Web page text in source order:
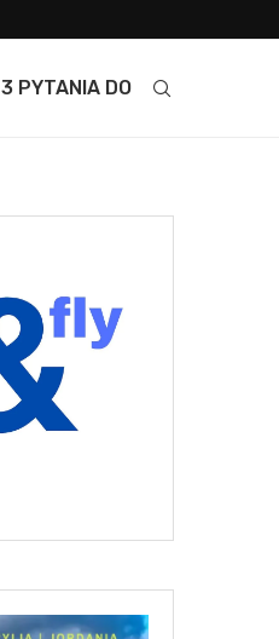
3 PYTANIA DO